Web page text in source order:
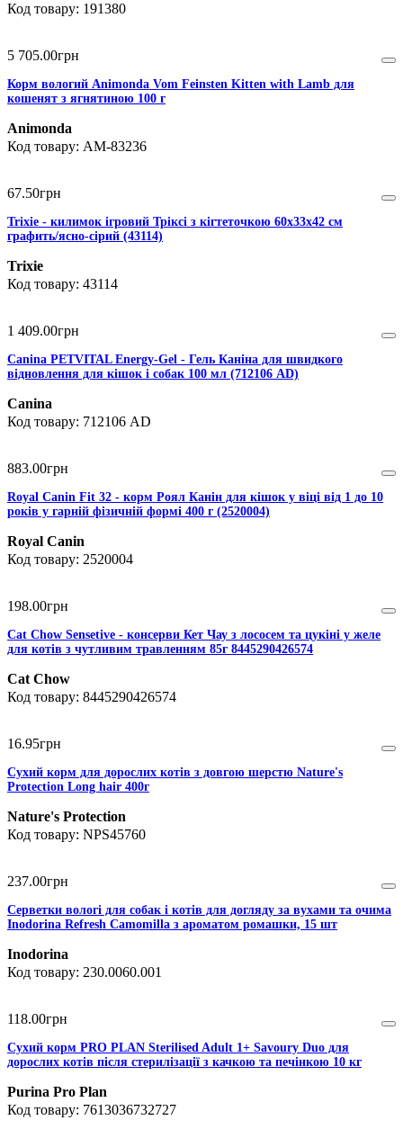
191380
5 705.00грн
Корм вологий Animonda Vom Feinsten Kitten with Lamb для
кошенят з ягнятиною 100 г
Animonda
AM-83236
67.50грн
Trixie - килимок ігровий Тріксі з кігтеточкою 60х33х42 см
графить/ясно-сірий (43114)
Trixie
43114
1 409.00грн
Canina PETVITAL Energy-Gel - Гель Каніна для швидкого
відновлення для кішок і собак 100 мл (712106 AD)
Canina
712106 AD
883.00грн
Royal Canin Fit 32 - корм Роял Канін для кішок у віці від 1 до 10
років у гарній фізичній формі 400 г (2520004)
Royal Canin
2520004
198.00грн
Cat Chow Sensetive - консерви Кет Чау з лососем та цукіні у желе
для котів з чутливим травленням 85г 8445290426574
Cat Chow
8445290426574
16.95грн
Сухий корм для дорослих котів з довгою шерстю Nature's
Protection Long hair 400г
Nature's Protection
NPS45760
237.00грн
Серветки вологі для собак і котів для догляду за вухами та очима
Inodorina Refresh Camomilla з ароматом ромашки, 15 шт
Inodorina
230.0060.001
118.00грн
Сухий корм PRO PLAN Sterilised Adult 1+ Savoury Duo для
дорослих котів після стерилізації з качкою та печінкою 10 кг
Purina Pro Plan
7613036732727